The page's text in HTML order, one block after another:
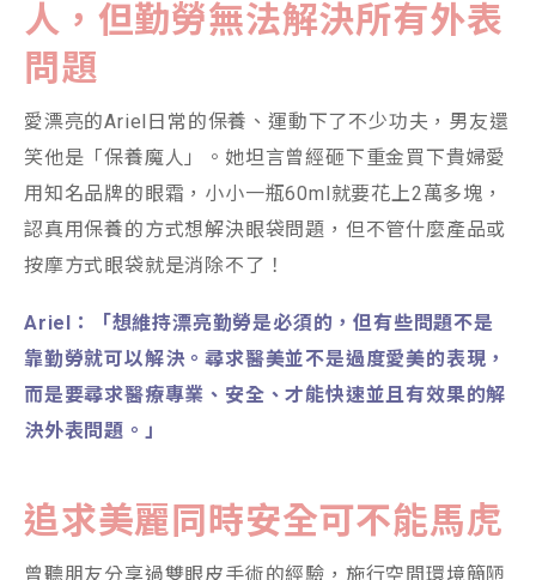
人，但勤勞無法解決所有外表
問題
愛漂亮的Ariel日常的保養、運動下了不少功夫，男友還
笑他是「保養魔人」。她坦言曾經砸下重金買下貴婦愛
用知名品牌的眼霜，小小一瓶60ml就要花上2萬多塊，
認真用保養的方式想解決眼袋問題，但不管什麼產品或
按摩方式眼袋就是消除不了！
Ariel：「想維持漂亮勤勞是必須的，但有些問題不是
靠勤勞就可以解決。尋求醫美並不是過度愛美的表現，
而是要尋求醫療專業、安全、才能快速並且有效果的解
決外表問題。」
追求美麗同時安全可不能馬虎
曾聽朋友分享過雙眼皮手術的經驗，施行空間環境簡陋